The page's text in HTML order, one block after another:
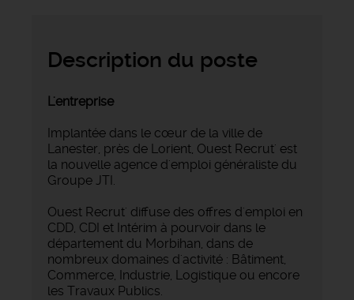
Description du poste
L'entreprise
Implantée dans le cœur de la ville de
Lanester, près de Lorient, Ouest Recrut' est
la nouvelle agence d'emploi généraliste du
Groupe JTI.
Ouest Recrut' diffuse des offres d'emploi en
CDD, CDI et Intérim à pourvoir dans le
département du Morbihan, dans de
nombreux domaines d'activité : Bâtiment,
Commerce, Industrie, Logistique ou encore
les Travaux Publics.